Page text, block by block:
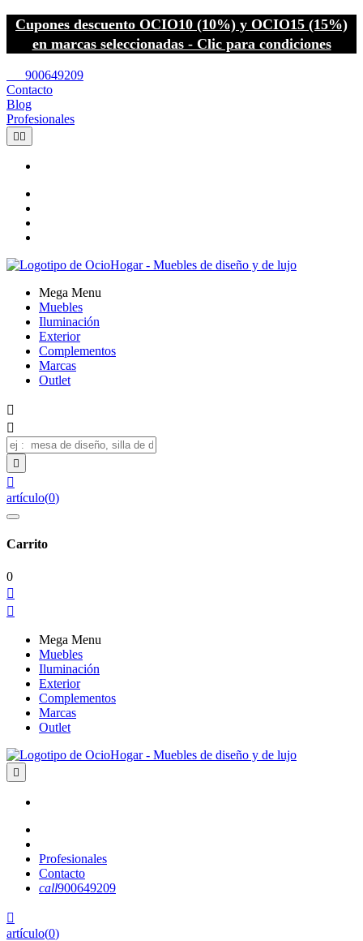
Cupones descuento OCIO10 (10%) y OCIO15 (15%)
en marcas seleccionadas - Clic para condiciones
900649209
Contacto
Blog
Profesionales
 
Mega Menu
Muebles
Iluminación
Exterior
Complementos
Marcas
Outlet




artículo(0)
Carrito
0


Mega Menu
Muebles
Iluminación
Exterior
Complementos
Marcas
Outlet

Profesionales
Contacto
call900649209

artículo(0)